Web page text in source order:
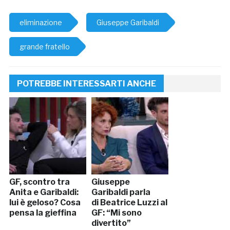
eliminazione Giuseppe Garibaldi
grande fratello
POTREBBE INTERESSARTI ANCHE
GF, scontro tra
Anita e Garibaldi:
lui è geloso? Cosa
pensa la gieffina
Giuseppe
Garibaldi parla
di Beatrice Luzzi al
GF: “Mi sono
divertito”